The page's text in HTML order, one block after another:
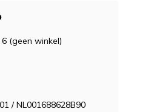
(geen winkel)
/ NL001688628B90